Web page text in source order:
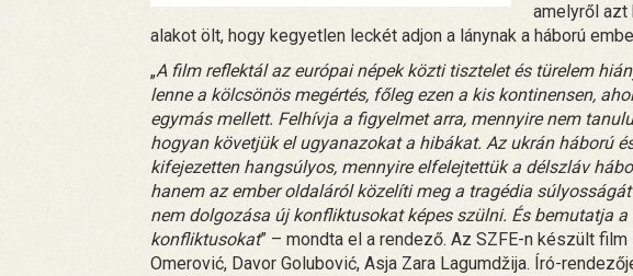
amelyről azt
alakot ölt, hogy kegyetlen leckét adjon a lánynak a háború
„A film reflektál az európai népek közti tisztelet és türelem
lenne a kölcsönös megértés, főleg ezen a kis kontinensen,
egymás mellett. Felhívja a figyelmet arra, mennyire nem
hogyan követjük el ugyanazokat a hibákat. Az ukrán háború
kifejezetten hangsúlyos, mennyire elfelejtettük a délszláv
hanem az ember oldaláról közelíti meg a tragédia
nem dolgozása új konfliktusokat képes szülni. És bemutatja
konfliktusokat” – mondta el a rendező. Az SZFE-n készült
Omerović, Davor Golubović, Asja Zara Lagumdžija. Író-